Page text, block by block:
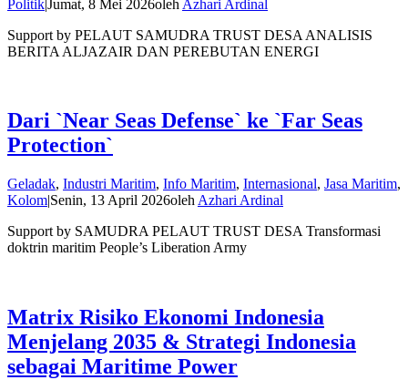
Politik|Jumat, 8 Mei 2026oleh Azhari Ardinal
Support by PELAUT SAMUDRA TRUST DESA ANALISIS
BERITA ALJAZAIR DAN PEREBUTAN ENERGI
Dari `Near Seas Defense` ke `Far Seas
Protection`
Geladak, Industri Maritim, Info Maritim, Internasional, Jasa Maritim,
Kolom|Senin, 13 April 2026oleh Azhari Ardinal
Support by SAMUDRA PELAUT TRUST DESA Transformasi
doktrin maritim People’s Liberation Army
Matrix Risiko Ekonomi Indonesia
Menjelang 2035 & Strategi Indonesia
sebagai Maritime Power